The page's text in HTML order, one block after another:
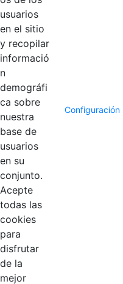
usuarios
en el sitio
y recopilar
informació
n
demográfi
ca sobre
nuestra
base de
usuarios
en su
conjunto.
Acepte
todas las
cookies
para
disfrutar
de la
mejor
Configuración